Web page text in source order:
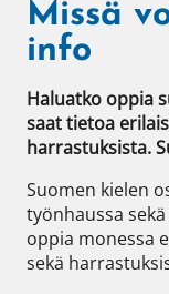
Missä
info
Haluatko oppia
saat tietoa
harrastuksista.
Suomen kielen
työnhaussa
oppia monessa
sekä